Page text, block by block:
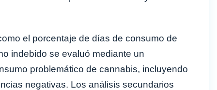
el porcentaje de días de consumo de
indebido se evaluó mediante un
problemático de cannabis, incluyendo
negativas. Los análisis secundarios